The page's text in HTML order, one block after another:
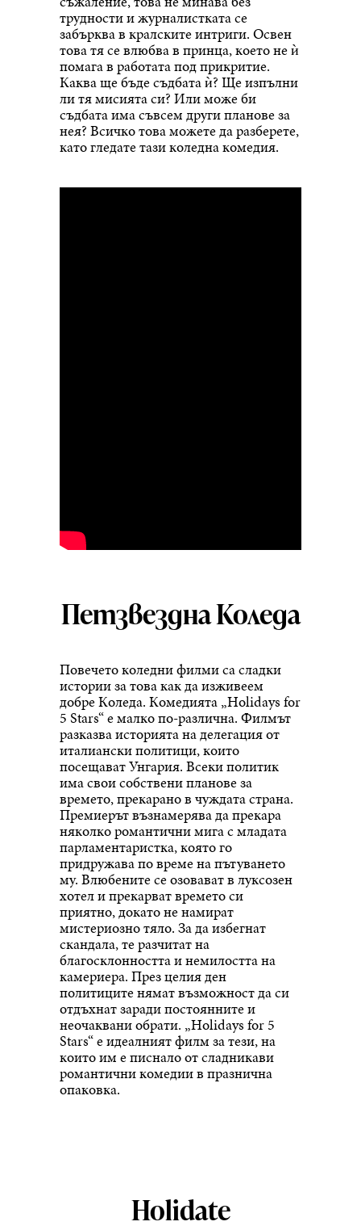
трудности и журналистката се
забърква в кралските интриги. Освен
това тя се влюбва в принца, което не ѝ
помага в работата под прикритие.
Каква ще бъде съдбата ѝ? Ще изпълни
ли тя мисията си? Или може би
съдбата има съвсем други планове за
нея? Всичко това можете да разберете,
като гледате тази коледна комедия.
Петзвездна Коледа
Повечето коледни филми са сладки
истории за това как да изживеем
добре Коледа. Комедията „Holidays for
5 Stars“ е малко по-различна. Филмът
разказва историята на делегация от
италиански политици, които
посещават Унгария. Всеки политик
има свои собствени планове за
времето, прекарано в чуждата страна.
Премиерът възнамерява да прекара
няколко романтични мига с младата
парламентаристка, която го
придружава по време на пътуването
му. Влюбените се озовават в луксозен
хотел и прекарват времето си
приятно, докато не намират
мистериозно тяло. За да избегнат
скандала, те разчитат на
благосклонността и немилостта на
камериера. През целия ден
политиците нямат възможност да си
отдъхнат заради постоянните и
неочаквани обрати. „Holidays for 5
Stars“ е идеалният филм за тези, на
които им е писнало от сладникави
романтични комедии в празнична
опаковка.
Holidate